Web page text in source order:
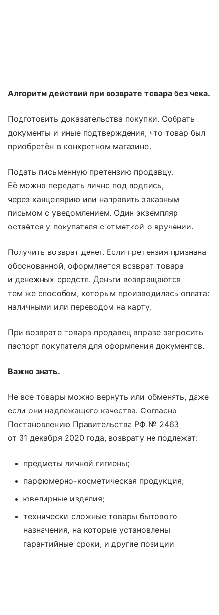
Алгоритм действий при возврате товара без чека.
Подготовить доказательства покупки. Собрать
документы и иные подтверждения, что товар был
приобретён в конкретном магазине.
Подать письменную претензию продавцу.
Её можно передать лично под подпись,
через канцелярию или направить заказным
письмом с уведомлением. Один экземпляр
остаётся у покупателя с отметкой о вручении.
Получить возврат денег. Если претензия признана
обоснованной, оформляется возврат товара
и денежных средств. Деньги возвращаются
тем же способом, которым производилась оплата:
наличными или переводом на карту.
При возврате товара продавец вправе запросить
паспорт покупателя для оформления документов.
Важно знать.
Не все товары можно вернуть или обменять, даже
если они надлежащего качества. Согласно
Постановлению Правительства РФ № 2463
от 31 декабря 2020 года, возврату не подлежат:
предметы личной гигиены;
парфюмерно-косметическая продукция;
ювелирные изделия;
технически сложные товары бытового
назначения, на которые установлены
гарантийные сроки, и другие позиции.